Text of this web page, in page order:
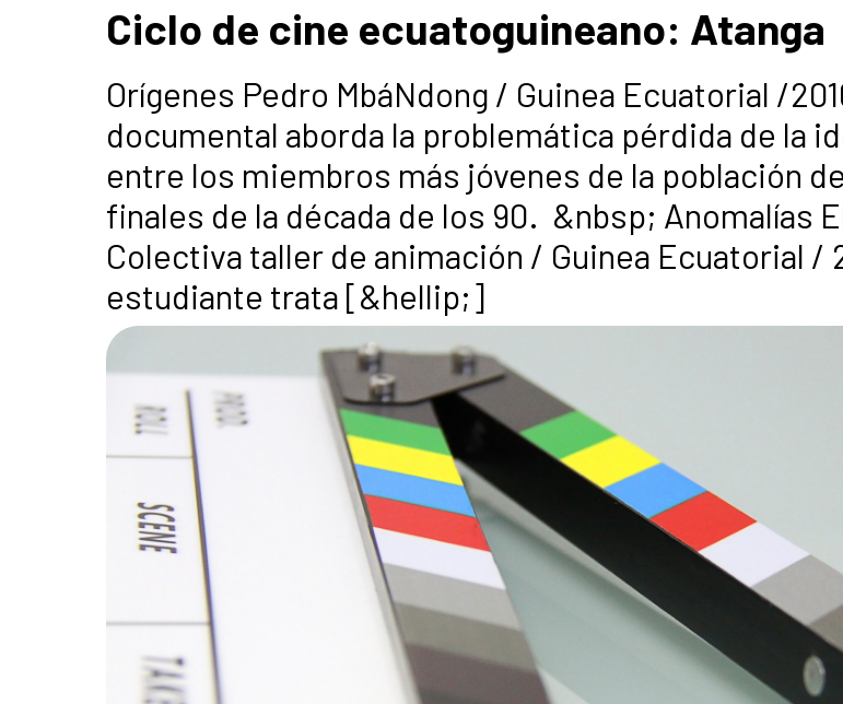
Ciclo de cine ecuatoguineano: Atanga
Orígenes Pedro MbáNdong / Guinea Ecuatorial /
documental aborda la problemática pérdida de la
entre los miembros más jóvenes de la población
finales de la década de los 90. &nbsp; Anomalías
Colectiva taller de animación / Guinea Ecuatorial /
estudiante trata [&hellip;]